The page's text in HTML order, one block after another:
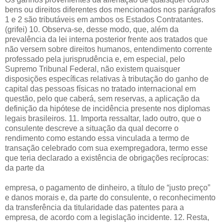
bens ou direitos diferentes dos mencionados nos parágrafos
1 e 2 são tributáveis em ambos os Estados Contratantes.
(grifei) 10. Observa-se, desse modo, que, além da
prevalência da lei interna posterior frente aos tratados que
não versem sobre direitos humanos, entendimento corrente
professado pela jurisprudência e, em especial, pelo
Supremo Tribunal Federal, não existem quaisquer
disposições específicas relativas à tributação do ganho de
capital das pessoas físicas no tratado internacional em
questão, pelo que caberá, sem reservas, a aplicação da
definição da hipótese de incidência presente nos diplomas
legais brasileiros. 11. Importa ressaltar, lado outro, que o
consulente descreve a situação da qual decorre o
rendimento como estando essa vinculada a termo de
transação celebrado com sua exempregadora, termo esse
que teria declarado a existência de obrigações recíprocas:
da parte da
empresa, o pagamento de dinheiro, a título de “justo preço”
e danos morais e, da parte do consulente, o reconhecimento
da transferência da titularidade das patentes para a
empresa, de acordo com a legislação incidente. 12. Resta,